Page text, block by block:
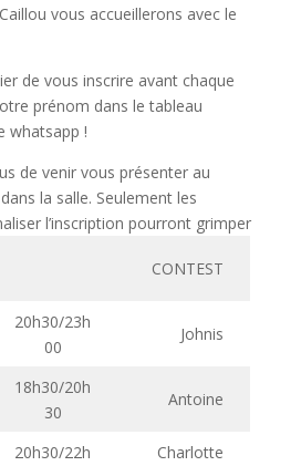
vous accueillerons avec le
de vous inscrire avant chaque
prénom dans le tableau
whatsapp !
de venir vous présenter au
la salle. Seulement les
l’inscription pourront grimper
CONTEST
20h30/23h
00
Johnis
18h30/20h
30
Antoine
20h30/22h
Charlotte